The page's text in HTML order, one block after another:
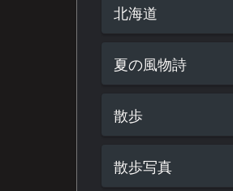
北海道
夏の風物詩
散歩
散歩写真